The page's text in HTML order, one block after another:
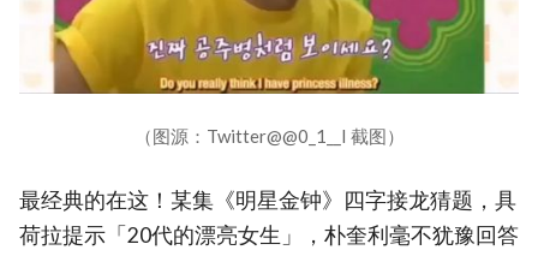
（图源：Twitter@@0_1__I 截图）
最经典的在这！某集《明星金钟》四字接龙猜题，具
荷拉提示「20代的漂亮女生」，朴奎利毫不犹豫回答